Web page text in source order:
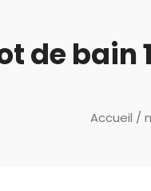
de bain
Accueil /